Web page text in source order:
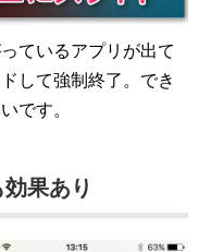
ているアプリが出て
して強制終了。でき
です。
果あり